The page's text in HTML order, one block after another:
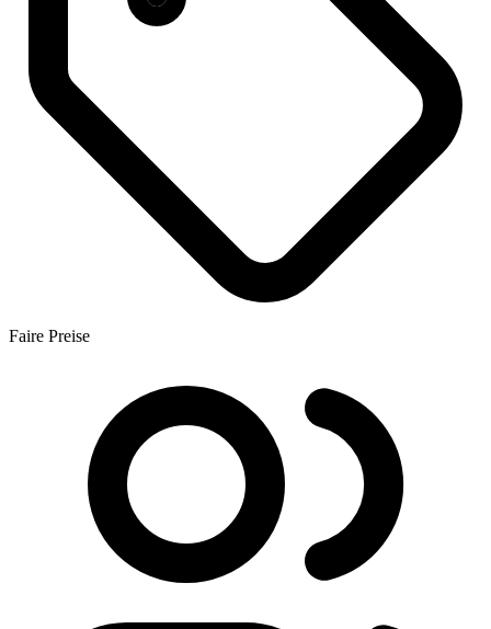
Faire Preise